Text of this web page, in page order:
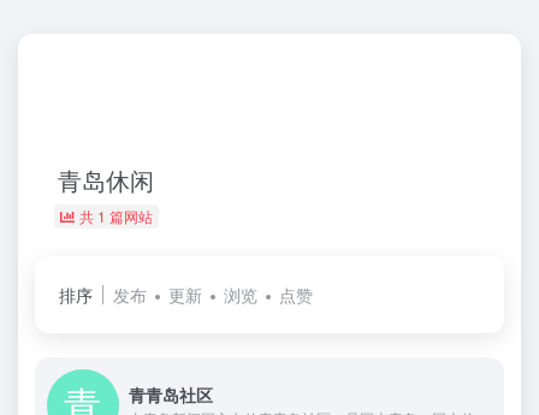
青岛休闲
共 1 篇网站
排序 发布 更新 浏览 点赞
青青岛社区